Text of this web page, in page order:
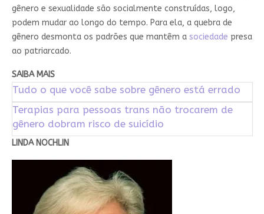
gênero e sexualidade são socialmente construídas, logo,
podem mudar ao longo do tempo. Para ela, a quebra de
gênero desmonta os padrões que mantêm a sociedade presa
ao patriarcado.
SAIBA MAIS
Tudo o que você sabe sobre gênero está errado
Terapias para pessoas trans não trocarem de
gênero dobram risco de suicídio
LINDA NOCHLIN